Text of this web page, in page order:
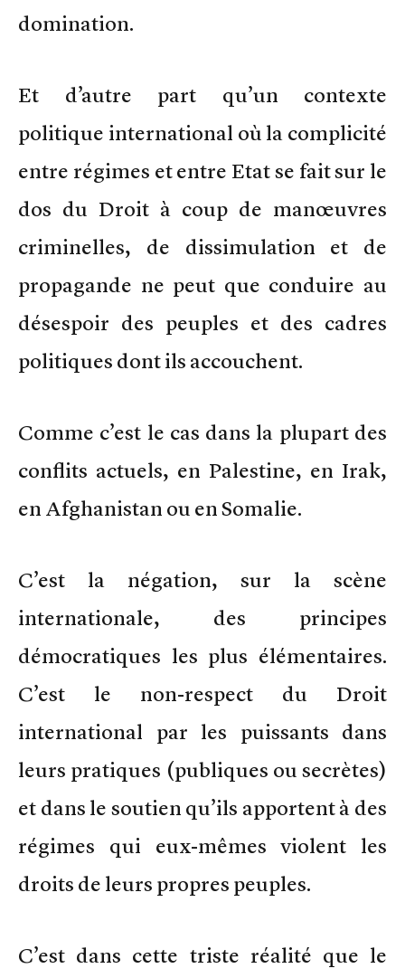
domination.
Et d’autre part qu’un contexte
politique international où la complicité
entre régimes et entre Etat se fait sur le
dos du Droit à coup de manœuvres
criminelles, de dissimulation et de
propagande ne peut que conduire au
désespoir des peuples et des cadres
politiques dont ils accouchent.
Comme c’est le cas dans la plupart des
conflits actuels, en Palestine, en Irak,
en Afghanistan ou en Somalie.
C’est la négation, sur la scène
internationale, des principes
démocratiques les plus élémentaires.
C’est le non-respect du Droit
international par les puissants dans
leurs pratiques (publiques ou secrètes)
et dans le soutien qu’ils apportent à des
régimes qui eux-mêmes violent les
droits de leurs propres peuples.
C’est dans cette triste réalité que le